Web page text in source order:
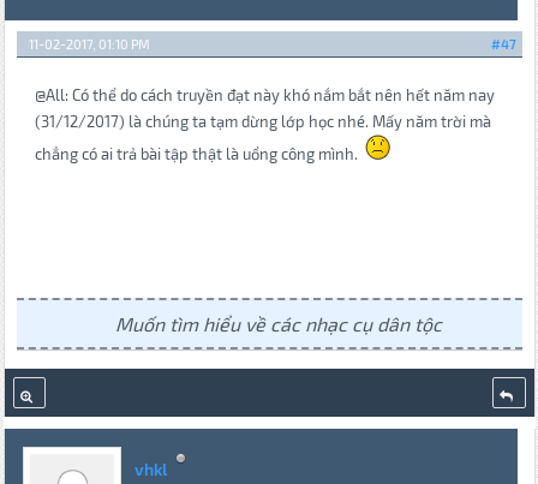
#47
11-02-2017, 01:10 PM
@All: Có thể do cách truyền đạt này khó nắm bắt nên hết năm nay
(31/12/2017) là chúng ta tạm dừng lớp học nhé. Mấy năm trời mà
chẳng có ai trả bài tập thật là uổng công mình.
Muốn tìm hiểu về các nhạc cụ dân tộc
vhkl